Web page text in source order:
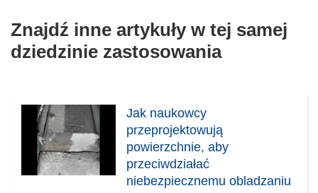
Znajdź inne artykuły w tej samej
dziedzinie zastosowania
Jak naukowcy
przeprojektowują
powierzchnie, aby
przeciwdziałać
niebezpiecznemu obladzaniu